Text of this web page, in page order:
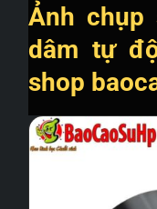
Ảnh chụp
dâm tự
shop